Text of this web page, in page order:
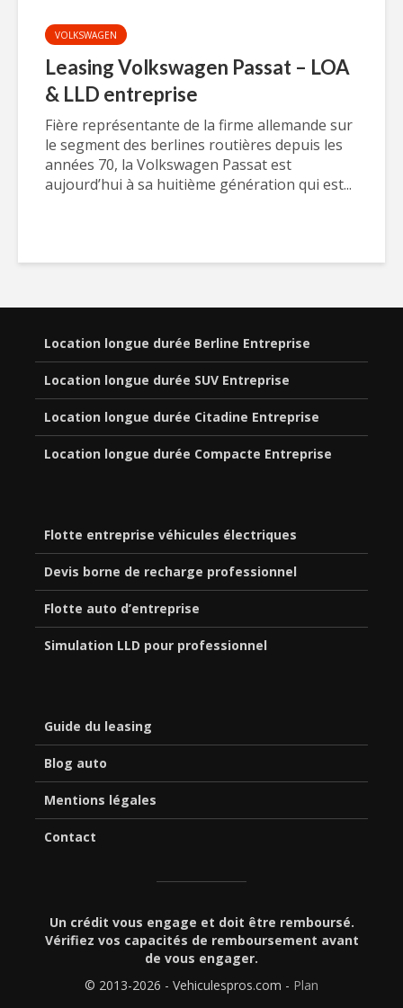
VOLKSWAGEN
Leasing Volkswagen Passat – LOA
& LLD entreprise
Fière représentante de la firme allemande sur
le segment des berlines routières depuis les
années 70, la Volkswagen Passat est
aujourd’hui à sa huitième génération qui est...
Location longue durée Berline Entreprise
Location longue durée SUV Entreprise
Location longue durée Citadine Entreprise
Location longue durée Compacte Entreprise
Flotte entreprise véhicules électriques
Devis borne de recharge professionnel
Flotte auto d’entreprise
Simulation LLD pour professionnel
Guide du leasing
Blog auto
Mentions légales
Contact
Un crédit vous engage et doit être remboursé.
Vérifiez vos capacités de remboursement avant
de vous engager.
© 2013-2026 - Vehiculespros.com - Plan